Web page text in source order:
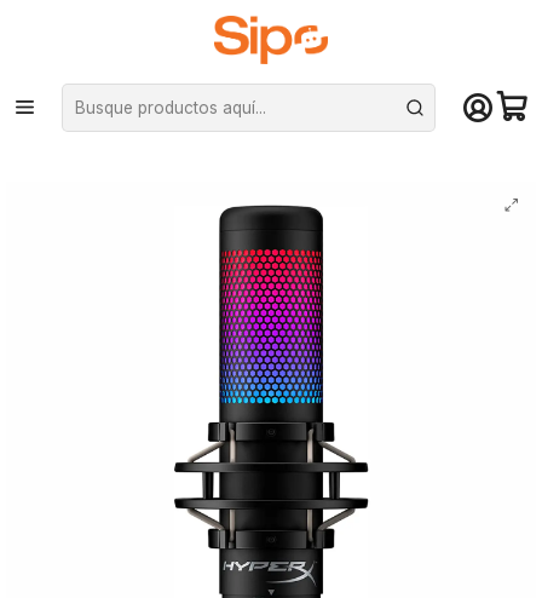
¡Compra hasta mediodía y recibe hoy! De lunes a sábado en el gran
Santiago. Envío gratis desde $29.990
Inicio Audio y música Micrófonos
Micrófono Hyperx Quadcast S Condensador Multipatrón Black,
Multiplataforma